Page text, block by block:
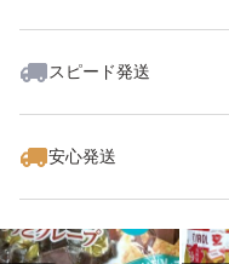
スピード発送
安心発送